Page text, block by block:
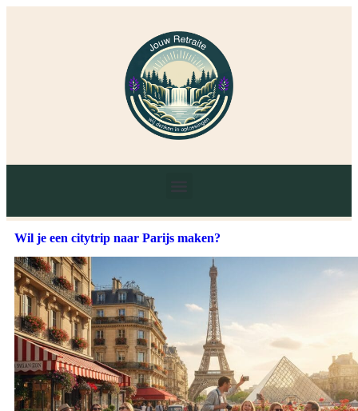
Wil je een citytrip naar Parijs maken?